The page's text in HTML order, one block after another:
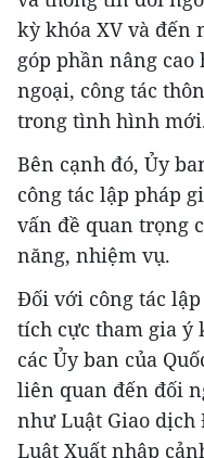
kỳ khóa XV và đến
góp phần nâng
ngoại, công tác
trong tình hình
Bên cạnh đó, Ủy
công tác lập pháp
vấn đề quan trọng
năng, nhiệm vụ.
Đối với công tác
tích cực tham gia ý
các Ủy ban của
liên quan đến đối
như Luật Giao
Luật Xuất nhập